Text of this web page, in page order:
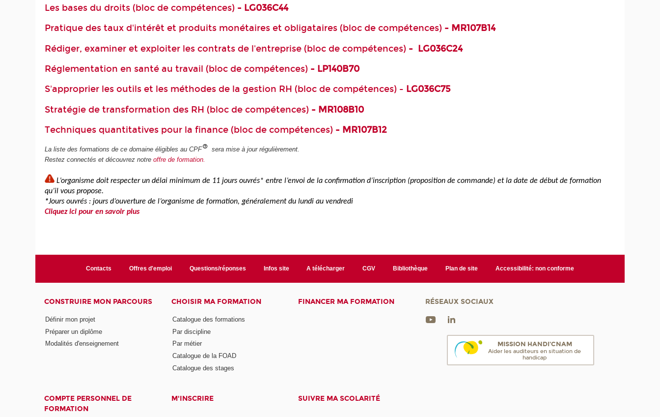
Les bases du droits (bloc de compétences) - LG036C44
Pratique des taux d'intérêt et produits monétaires et obligataires (bloc de compétences) - MR107B14
Rédiger, examiner et exploiter les contrats de l'entreprise (bloc de compétences) - LG036C24
Réglementation en santé au travail (bloc de compétences) - LP140B70
S'approprier les outils et les méthodes de la gestion RH (bloc de compétences) - LG036C75
Stratégie de transformation des RH (bloc de compétences) - MR108B10
Techniques quantitatives pour la finance (bloc de compétences) - MR107B12
La liste des formations de ce domaine éligibles au CPF
sera mise à jour régulièrement.
Restez connectés et découvrez notreoffre de formation.
L’organisme doit respecter un délai minimum de 11 jours ouvrés* entre l’envoi de la confirmation d’inscription (proposition de commande) et la date de début de formation
qu’il vous propose.
*Jours ouvrés : jours d’ouverture de l’organisme de formation, généralement du lundi au vendredi
Cliquez ici pour en savoir plus
Contacts Offres d'emploi Questions/réponses Infos site A télécharger CGV Bibliothèque Plan de site Accessibilité: non conforme
CONSTRUIRE MON PARCOURS
Définir mon projet
Préparer un diplôme
Modalités d'enseignement
CHOISIR MA FORMATION
Catalogue des formations
Par discipline
Par métier
Catalogue de la FOAD
Catalogue des stages
FINANCER MA FORMATION
COMPTE PERSONNEL DE
FORMATION
M'INSCRIRE SUIVRE MA SCOLARITÉ
RÉSEAUX SOCIAUX
MISSION HANDI'CNAM
Aider les auditeurs en situation de
handicap